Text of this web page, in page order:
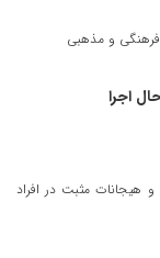
فرهنگی و مذهبی
اجرا
و هیجانات مثبت در افراد